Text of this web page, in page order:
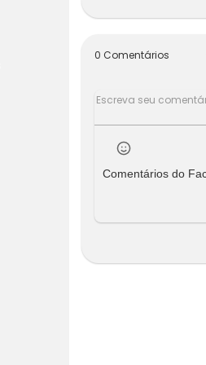
lheu fazer
Ele optou
0 Comentários
Comentários do